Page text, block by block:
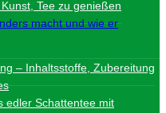
Tee zu genießen
macht und wie er
– Inhaltsstoffe, Zubereitung
edler Schattentee mit